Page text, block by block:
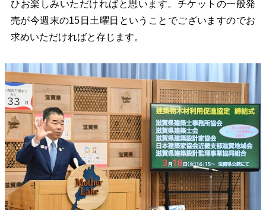
ひお楽しみいただければと思います。チケットの一般発
売が今週末の15日土曜日ということでございますのでお
求めいただければと存じます。